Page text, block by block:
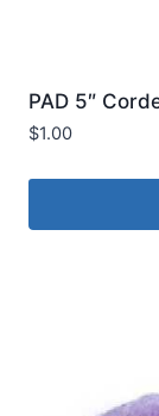
PAD 5″
INTERFACE
$1.00